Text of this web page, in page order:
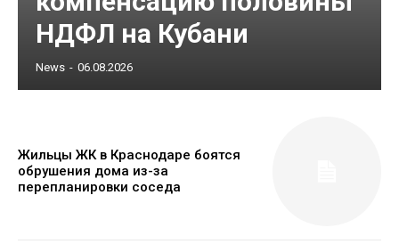
НДФЛ на Кубани
News - 06.08.2026
Жильцы ЖК в Краснодаре боятся
обрушения дома из-за
перепланировки соседа